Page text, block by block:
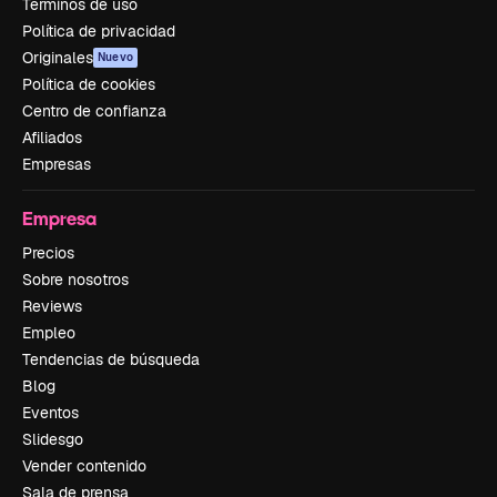
Términos de uso
Política de privacidad
Originales Nuevo
Política de cookies
Centro de confianza
Afiliados
Empresas
Empresa
Precios
Sobre nosotros
Reviews
Empleo
Tendencias de búsqueda
Blog
Eventos
Slidesgo
Vender contenido
Sala de prensa